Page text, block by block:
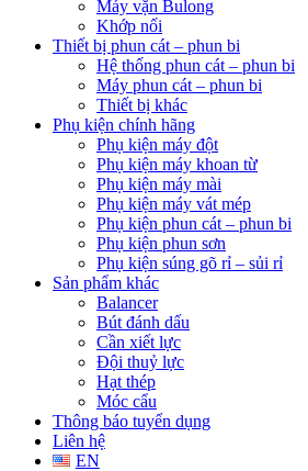
Máy vặn Bulong
Khớp nối
Thiết bị phun cát – phun bi
Hệ thống phun cát – phun bi
Máy phun cát – phun bi
Thiết bị khác
Phụ kiện chính hãng
Phụ kiện máy đột
Phụ kiện máy khoan từ
Phụ kiện máy mài
Phụ kiện máy vát mép
Phụ kiện phun cát – phun bi
Phụ kiện phun sơn
Phụ kiện súng gõ rỉ – sủi rỉ
Sản phẩm khác
Balancer
Bút đánh dấu
Cần xiết lực
Đội thuỷ lực
Hạt thép
Móc cẩu
Thông báo tuyển dụng
Liên hệ
EN